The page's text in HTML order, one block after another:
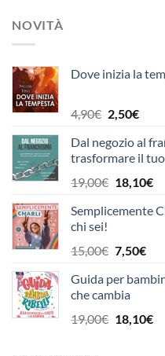
NOVITÀ
Dove inizia la
4,90€ Il
originale
era:
4,90€.
2,50€Il
è:
2,50€.
Dal negozio al
trasformare il tuo
19,00€ Il
originale
19,00€.
18,10€Il
Semplicemente
chi sei!
15,00€ Il
originale
era:
15,00€.
7,50€Il
Guida per
che cambia
19,00€ Il
18,10€Il